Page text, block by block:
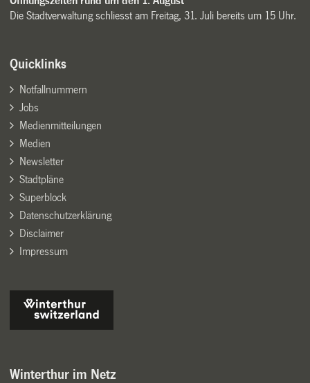
Die Stadtverwaltung schliesst am Freitag, 31. Juli bereits um 15 Uhr.
Quicklinks
Notfallnummern
Jobs
Medienmitteilungen
Medien
Newsletter
Stadtpläne
Superblock
Datenschutzerklärung
Disclaimer
Impressum
Winterthur im Netz